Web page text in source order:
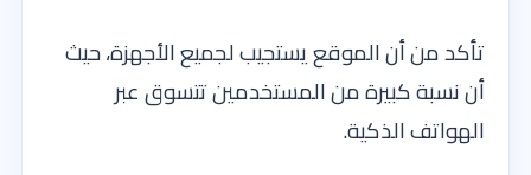
تأكد من أن الموقع يستجيب لجميع الأجهزة، حيث
أن نسبة كبيرة من المستخدمين تتسوق عبر
الهواتف الذكية.